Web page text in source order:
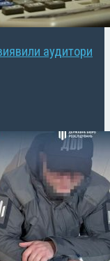
аудитори